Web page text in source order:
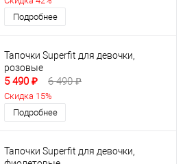
Подробнее
Тапочки Superfit для девочки,
розовые
5 490 ₽ 6 490 ₽
Скидка 15%
Подробнее
Тапочки Superfit для девочки,